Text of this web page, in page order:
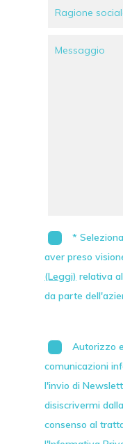
*
aver preso
(Leggi) relativa
da parte
Autorizzo
comunicazioni
l'invio di
disiscrivermi
consenso al